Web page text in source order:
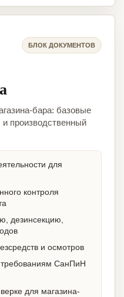
БЛОК ДОКУМЕНТОВ
бара: базовые
производственный
для
контроля
дезинсекцию,
и осмотров
требованиям СанПиН
для магазина-